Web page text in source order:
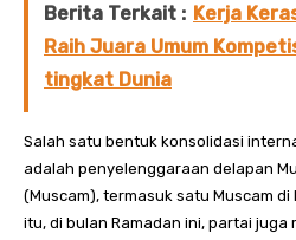
Berita Terkait : Kerja
Raih Juara Umum
tingkat Dunia
Salah satu bentuk konsolidasi
adalah penyelenggaraan delapan
(Muscam), termasuk satu Muscam
itu, di bulan Ramadan ini, partai